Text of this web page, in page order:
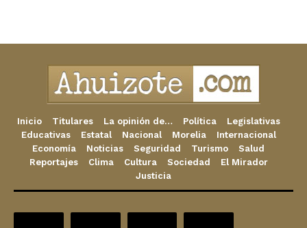
Inicio Titulares La opinión de… Política
Legislativas
Educativas
Estatal Nacional Morelia
Internacional
Economía
Noticias Seguridad Turismo
Salud
Reportajes
Clima Cultura Sociedad
El Mirador
Justicia